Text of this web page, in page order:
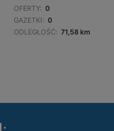
OFERTY: 0
GAZETKI: 0
ODLEGŁOŚĆ: 71,58 km